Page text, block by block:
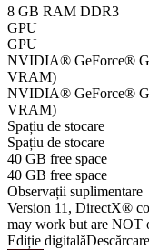
8 GB RAM DDR3
GPU
GPU
NVIDIA® GeForce®
VRAM)
NVIDIA® GeForce®
VRAM)
Spațiu de stocare
Spațiu de stocare
40 GB free space
40 GB free space
Observații suplimentare
Version 11, DirectX®
may work but are NOT
Ediție digitală